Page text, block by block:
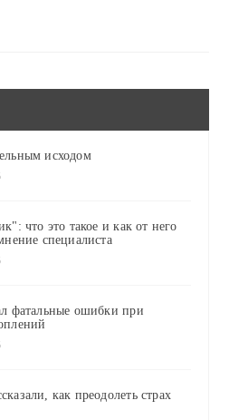
исходом
что это такое и как от него
специалиста
фатальные ошибки при
как преодолеть страх